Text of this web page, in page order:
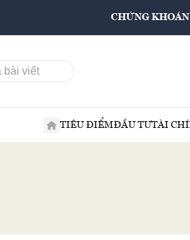
CHỨNG KHOÁN
TIÊU ĐIỂMĐẦU TƯTÀI